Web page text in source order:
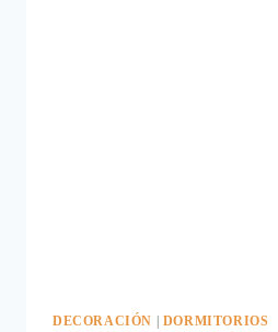
DECORACIÓN | DORMITORIOS